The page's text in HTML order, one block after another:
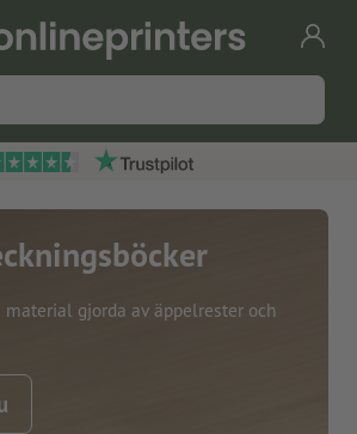
gjorda av äppelrester och